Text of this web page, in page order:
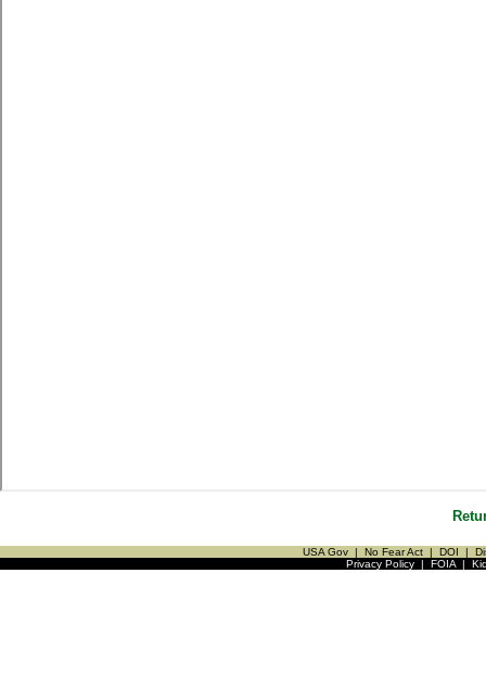
USA Gov | No Fear Act | DOI |
Privacy Policy| FOIA|